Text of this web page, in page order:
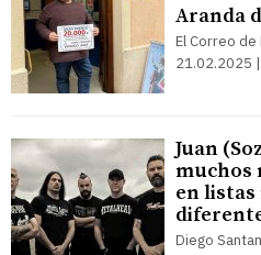
Aranda
El Correo de
21.02.2025
Juan
muchos
en
Diego